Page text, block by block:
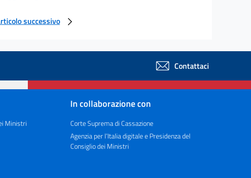
successivo
Contattaci
Ministri
In collaborazione con
Corte Suprema di Cassazione
Agenzia per l’Italia digitale e Presidenza del
Consiglio dei Ministri